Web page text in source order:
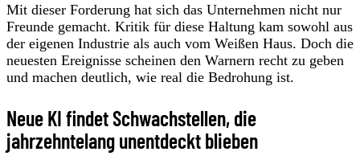
Mit dieser Forderung hat sich das Unternehmen nicht nur
Freunde gemacht. Kritik für diese Haltung kam sowohl aus
der eigenen Industrie als auch vom Weißen Haus. Doch die
neuesten Ereignisse scheinen den Warnern recht zu geben
und machen deutlich, wie real die Bedrohung ist.
Neue KI findet Schwachstellen, die
jahrzehntelang unentdeckt blieben